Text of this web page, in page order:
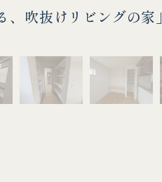
、吹抜けリビングの家」